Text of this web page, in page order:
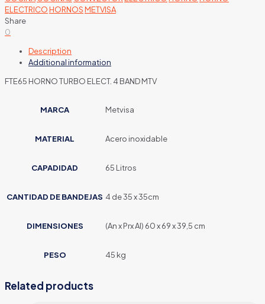
ELECTRICOHORNOSMETVISA
Share
0
Description
Additional information
FTE65 HORNO TURBO ELECT. 4 BAND MTV
MARCA Metvisa
MATERIAL Acero inoxidable
CAPADIDAD 65 Litros
CANTIDAD DE BANDEJAS 4 de 35 x 35cm
DIMENSIONES (An x Prx Al) 60 x 69 x 39,5 cm
PESO 45 kg
Related products